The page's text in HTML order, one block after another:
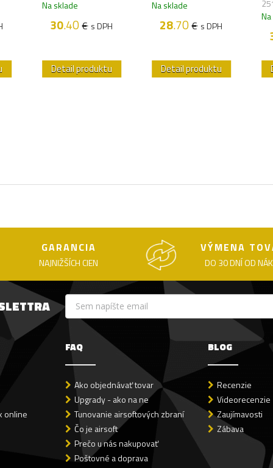
Na sklade
30.40€ s DPH
Detail produktu
Na sklade
28.70€ s DPH
Detail produktu
GARANCIA
NAJNIŽŠÍCH CIEN
VÝMENA
DO 30 DNÍ OD
online
FAQ
Ako objednávať tovar
Upgrady - ako na ne
Tunovanie airsoftových zbraní
Čo je airsoft
Prečo u nás nakupovať
Poštovné a doprava
BLOG
Recenzie
Videorecenzie
Zaujímavosti
Zábava